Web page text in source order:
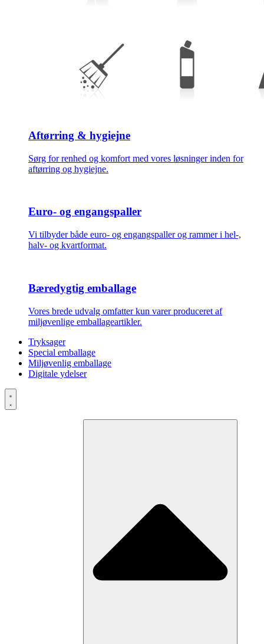
Aftørring & hygiejne
Sørg for renhed og komfort med vores løsninger inden for
aftørring og hygiejne.
Euro- og engangspaller
Vi tilbyder både euro- og engangspaller og rammer i hel-,
halv- og kvartformat.
Bæredygtig emballage
Vores brede udvalg omfatter kun varer produceret af
miljøvenlige emballageartikler.
Tryksager
Special emballage
Miljøvenlig emballage
Digitale ydelser